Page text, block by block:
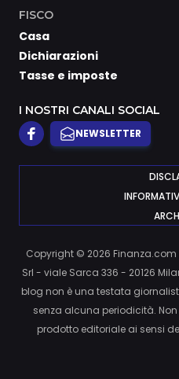
FISCO
Casa
Dichiarazioni
Tasse e imposte
I NOSTRI CANALI SOCIAL
NEWSLETTER
Copyright © 2026 Finanza.com
Srl - viale Sarca 336 - 20126
blog non è una testata
senza alcuna periodicità.
prodotto editoriale ai sensi